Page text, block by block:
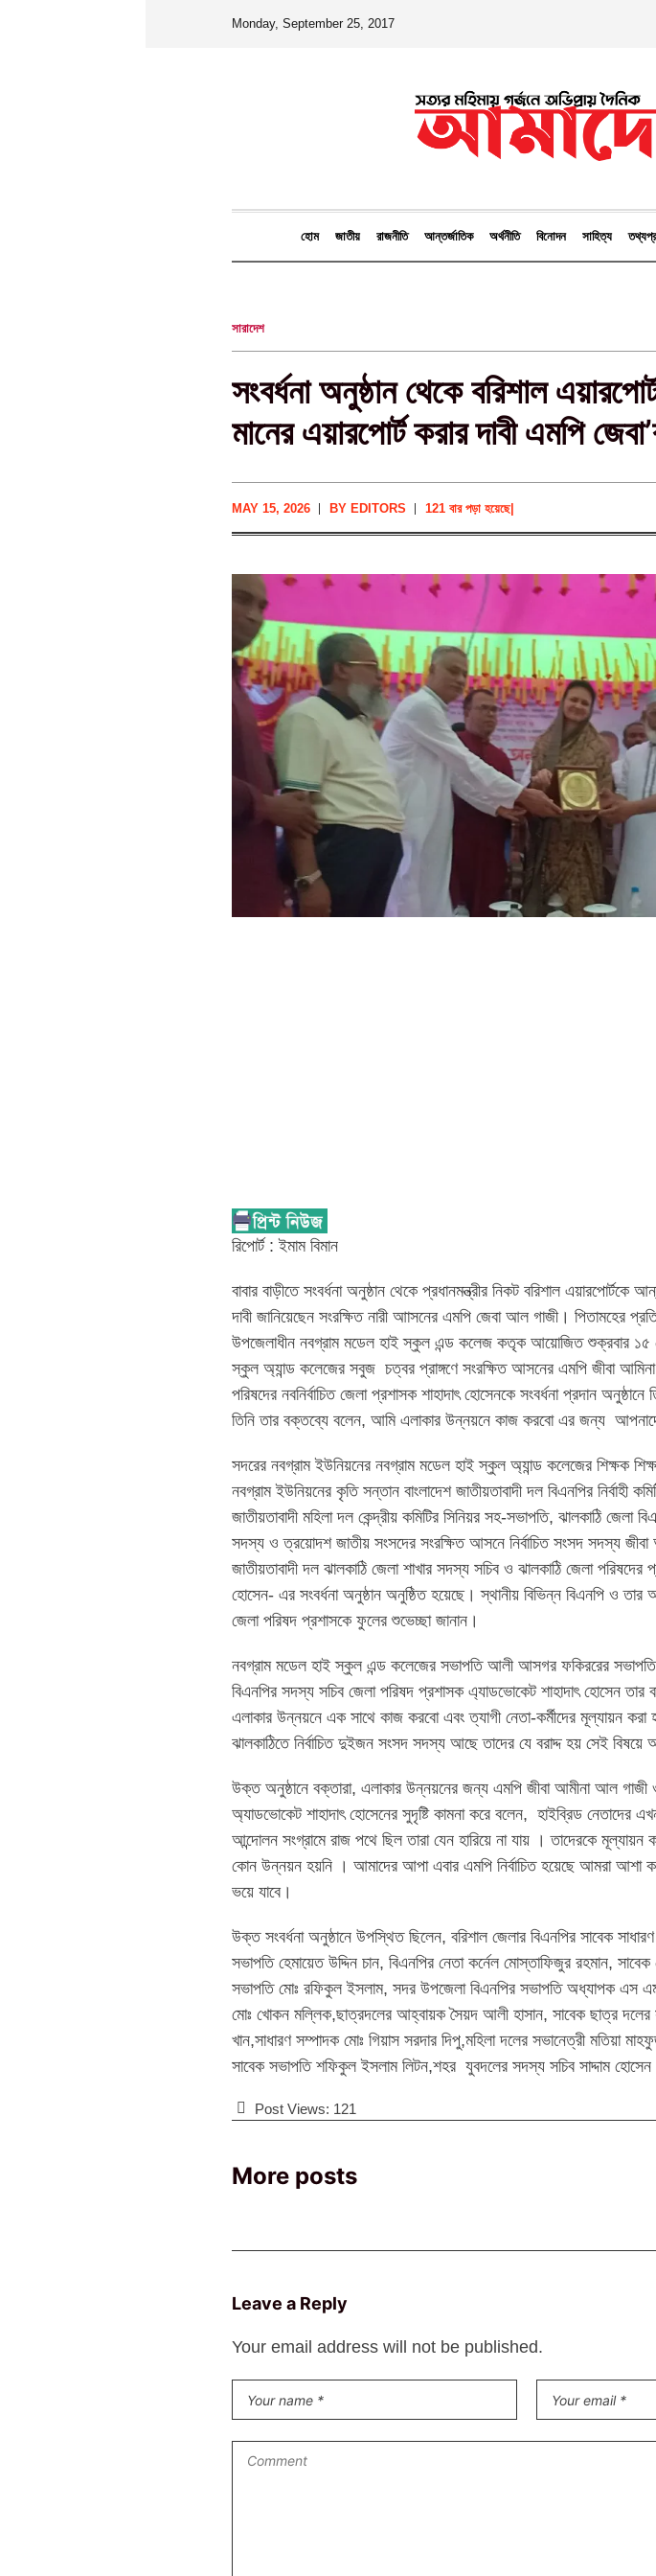
Monday, September 25, 2017
হোম জাতীয় রাজনীতি আন্তর্জাতিক অর্থনীতি বিনোদন সাহিত্য
সারাদেশ
সংবর্ধনা অনুষ্ঠান থেকে বরিশাল
মানের এয়ারপোর্ট করার দাবী এমপি
MAY 15, 2026 BY EDITORS |
121 বার পড়া হয়েছে
রিপোর্ট : ইমাম বিমান
বাবার বাড়ীতে সংবর্ধনা অনুষ্ঠান থেকে প্রধানমন্ত্রীর নিকট বরিশাল এয়ারপোর্টকে
দাবী জানিয়েছেন সংরক্ষিত নারী আাসনের এমপি জেবা আল গাজী। পিতামহের
উপজেলাধীন নবগ্রাম মডেল হাই স্কুল এন্ড কলেজ কতৃক আয়োজিত শুক্রবার ১৫
স্কুল অ্যান্ড কলেজের সবুজ চত্বর প্রাঙ্গণে সংরক্ষিত আসনের এমপি জীবা
পরিষদের নবনির্বাচিত জেলা প্রশাসক শাহাদাৎ হোসেনকে সংবর্ধনা প্রদান
তিনি তার বক্তব্যে বলেন, আমি এলাকার উন্নয়নে কাজ করবো এর জন্য
সদরের নবগ্রাম ইউনিয়নের নবগ্রাম মডেল হাই স্কুল অ্যান্ড কলেজের শিক্ষক
নবগ্রাম ইউনিয়নের কৃতি সন্তান বাংলাদেশ জাতীয়তাবাদী দল বিএনপির নির্বাহী
জাতীয়তাবাদী মহিলা দল কেন্দ্রীয় কমিটির সিনিয়র সহ-সভাপতি, ঝালকাঠি
সদস্য ও ত্রয়োদশ জাতীয় সংসদের সংরক্ষিত আসনে নির্বাচিত সংসদ সদস্য জীবা
জাতীয়তাবাদী দল ঝালকাঠি জেলা শাখার সদস্য সচিব ও ঝালকাঠি জেলা
হোসেন- এর সংবর্ধনা অনুষ্ঠান অনুষ্ঠিত হয়েছে। স্থানীয় বিভিন্ন বিএনপি ও তার
জেলা পরিষদ প্রশাসকে ফুলের শুভেচ্ছা জানান।
নবগ্রাম মডেল হাই স্কুল এন্ড কলেজের সভাপতি আলী আসগর ফকিররের
বিএনপির সদস্য সচিব জেলা পরিষদ প্রশাসক এ্যাডভোকেট শাহাদাৎ হোসেন
এলাকার উন্নয়নে এক সাথে কাজ করবো এবং ত্যাগী নেতা-কর্মীদের মূল্যায়ন
ঝালকাঠিতে নির্বাচিত দুইজন সংসদ সদস্য আছে তাদের যে বরাদ্দ হয় সেই বিষয়ে
উক্ত অনুষ্ঠানে বক্তারা, এলাকার উন্নয়নের জন্য এমপি জীবা আমীনা আল গাজী
অ্যাডভোকেট শাহাদাৎ হোসেনের সুদৃষ্টি কামনা করে বলেন, হাইব্রিড নেতাদের
আন্দোলন সংগ্রামে রাজ পথে ছিল তারা যেন হারিয়ে না যায় । তাদেরকে
কোন উন্নয়ন হয়নি । আমাদের আপা এবার এমপি নির্বাচিত হয়েছে আমরা আশা
ভয়ে যাবে।
উক্ত সংবর্ধনা অনুষ্ঠানে উপস্থিত ছিলেন, বরিশাল জেলার বিএনপির সাবেক
সভাপতি হেমায়েত উদ্দিন চান, বিএনপির নেতা কর্নেল মোস্তাফিজুর রহমান,
সভাপতি মোঃ রফিকুল ইসলাম, সদর উপজেলা বিএনপির সভাপতি অধ্যাপক এস
মোঃ খোকন মল্লিক,ছাত্রদলের আহ্বায়ক সৈয়দ আলী হাসান, সাবেক ছাত্র
খান,সাধারণ সম্পাদক মোঃ গিয়াস সরদার দিপু,মহিলা দলের সভানেত্রী মতিয়া
সাবেক সভাপতি শফিকুল ইসলাম লিটন,শহর যুবদলের সদস্য সচিব সাদ্দাম
Post Views: 121
More posts
Leave a Reply
Your email address will not be published.